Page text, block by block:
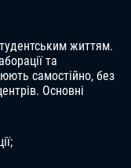
життям.
та
самостійно, без
Основні